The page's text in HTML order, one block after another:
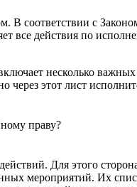
В соответствии с
все действия по
несколько
этот лист
праву?
Для этого
мероприятий. Их